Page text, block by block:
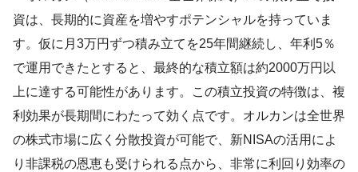
資は、長期的に資産を増やすポテンシャルを持っていま
す。仮に月3万円ずつ積み立てを25年間継続し、年利5％
で運用できたとすると、最終的な積立額は約2000万円以
上に達する可能性があります。この積立投資の特徴は、複
利効果が長期間にわたって効く点です。オルカンは全世界
の株式市場に広く分散投資が可能で、新NISAの活用によ
り非課税の恩恵も受けられる点から、非常に利回り効率の